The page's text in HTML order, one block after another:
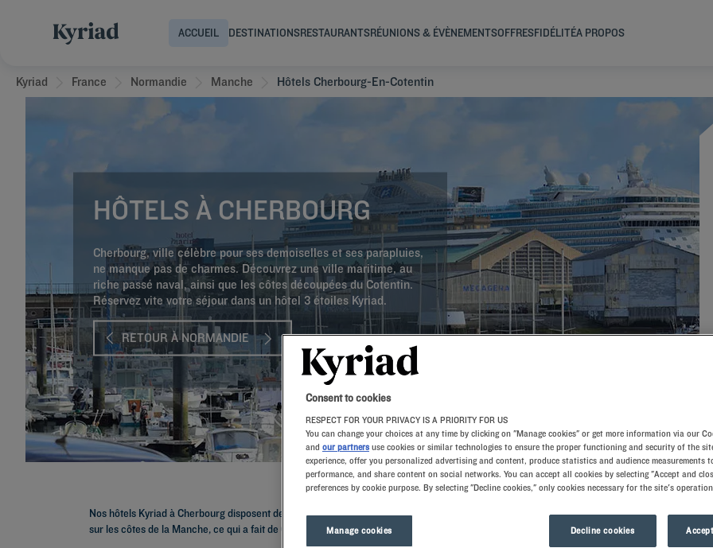
ACCUEIL DESTINATIONSRESTAURANTSRÉUNIONS & ÉVÈNEMENTSOFFRESFIDÉLITÉA PROPOS
Kyriad France Normandie Manche Hôtels Cherbourg-En-Cotentin
HÔTELS À CHERBOURG
Cherbourg, ville célèbre pour ses demoiselles et ses parapluies,
ne manque pas de charmes. Découvrez une ville maritime, au
riche passé naval, ainsi que les côtes découpées du Cotentin.
Réservez vite votre séjour dans un hôtel 3 étoiles Kyriad.
RETOUR À NORMANDIE
Nos hôtels Kyriad à Cherbourg disposent de chambres confortables avec vue mer, d’un restaurant avec terrasse, de salles de réunions et
sur les côtes de la Manche, ce qui a fait de Cherbourg une base navale très importante que vous pourrez visiter à pied depuis votre
Consent to cookies
RESPECT FOR YOUR PRIVACY IS A PRIORITY FOR US
You can change your choices at any time by clicking on "Manage cookies" or get more information via our
and our partners use cookies or similar technologies to ensure the proper functioning and security of the
experience, offer you personalized advertising and content, produce statistics and audience measurements
performance, and share content on social networks. You can accept all cookies by selecting "Accept and
preferences by cookie purpose. By selecting "Decline cookies," only cookies necessary for the site's
Manage cookies Decline cookies